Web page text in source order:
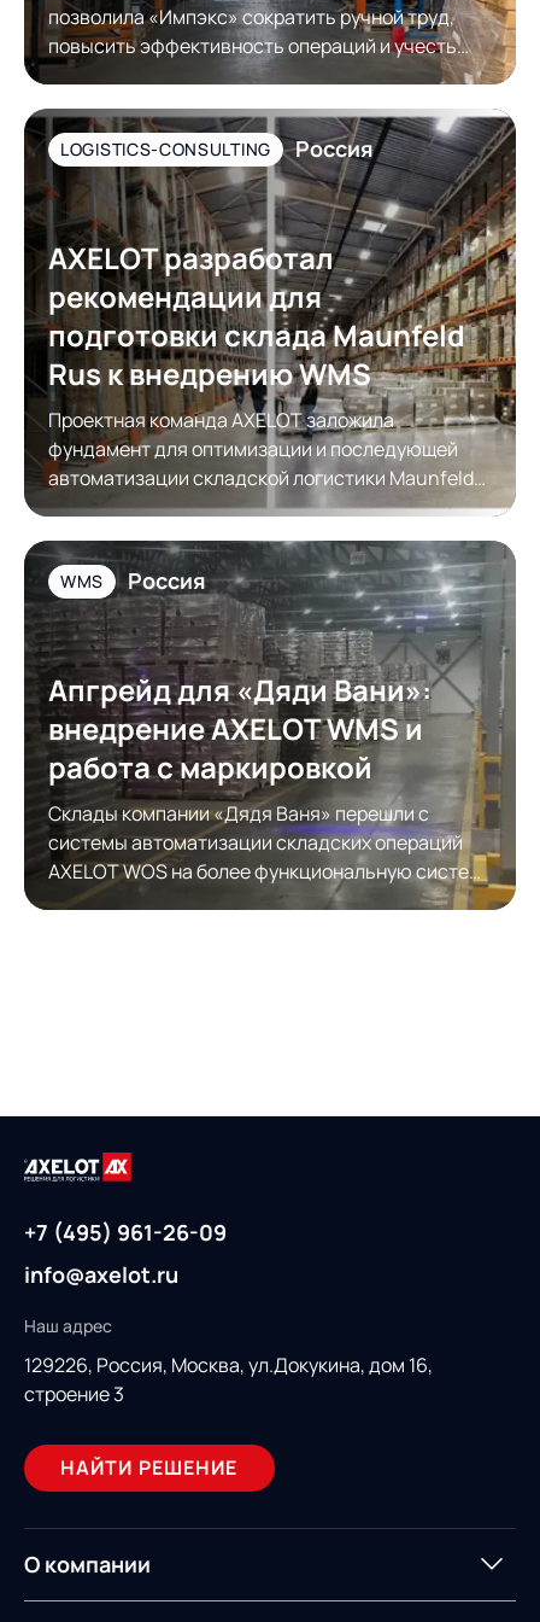
позволила «Импэкс» сократить ручной труд,
повысить эффективность операций и учесть
требования контрагентов к упаковке товара
LOGISTICS-CONSULTING Россия
AXELOT разработал
рекомендации для
подготовки склада Maunfeld
Rus к внедрению WMS
Проектная команда AXELOT заложила
фундамент для оптимизации и последующей
автоматизации складской логистики Maunfeld
Rus
WMS Россия
Апгрейд для «Дяди Вани»:
внедрение AXELOT WMS и
работа с маркировкой
Склады компании «Дядя Ваня» перешли с
системы автоматизации складских операций
AXELOT WOS на более функциональную систему
автоматизации складской логистики AXELOT
+7 (495) 961-26-09
info@axelot.ru
Наш адрес
129226, Россия, Москва, ул.Докукина, дом 16,
строение 3
НАЙТИ РЕШЕНИЕ
О компании